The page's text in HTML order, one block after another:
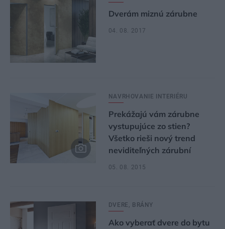
Dverám miznú zárubne
04. 08. 2017
NAVRHOVANIE INTERIÉRU
Prekážajú vám zárubne
vystupujúce zo stien?
Všetko rieši nový trend
neviditeľných zárubní
05. 08. 2015
DVERE, BRÁNY
Ako vyberať dvere do bytu